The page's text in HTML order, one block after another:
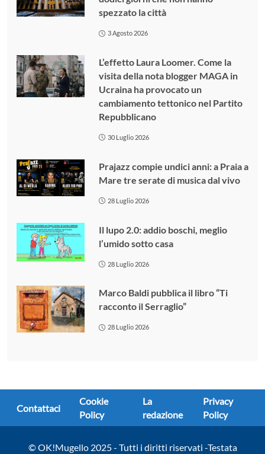
spezzato la città
3 Agosto 2026
L’effetto Laura Loomer. Come la
visita della nota blogger MAGA in
Ucraina ha provocato un
cambiamento tettonico nel Partito
Repubblicano
30 Luglio 2026
Prajazz compie undici anni: a Praia a
Mare tre serate di musica dal vivo
28 Luglio 2026
Il lupo 2.0: addio boschi, meglio
l’umido sotto casa
28 Luglio 2026
Marco Baldi pubblica il libro “Ti
racconto il Serraglio”
28 Luglio 2026
Contattaci
Cookie
Policy
La
redazione
Privacy
Policy
© OK!Mugello 2025 - Tutti i diritti riservati -Testata